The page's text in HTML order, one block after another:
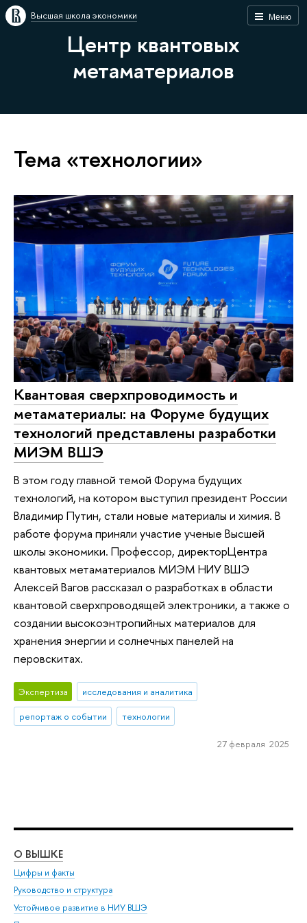
Меню
Высшая школа экономики
Центр квантовых
метаматериалов
Тема «технологии»
Квантовая сверхпроводимость и
метаматериалы: на Форуме будущих
технологий представлены разработки
МИЭМ ВШЭ
В этом году главной темой Форума будущих
технологий, на котором выступил президент России
Владимир Путин, стали новые материалы и химия. В
работе форума приняли участие ученые Высшей
школы экономики. Профессор, директорЦентра
квантовых метаматериалов МИЭМ НИУ ВШЭ
Алексей Вагов рассказал о разработках в области
квантовой сверхпроводящей электроники, а также о
создании высокоэнтропийных материалов для
хранения энергии и солнечных панелей на
перовскитах.
Экспертиза
исследования и аналитика
репортаж о событии
технологии
27 февраля 2025
О ВЫШКЕ
Цифры и факты
Руководство и структура
Устойчивое развитие в НИУ ВШЭ